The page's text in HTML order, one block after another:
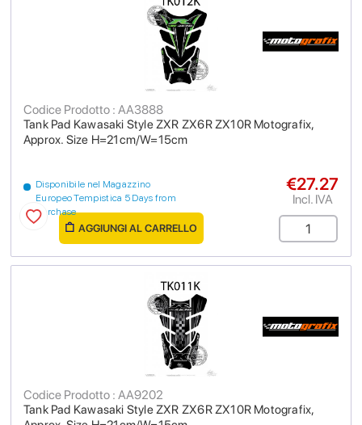
Tank Pad Kawasaki Style ZXR ZX6R ZX10R Motografix,
Approx. Size H=21cm/W=15cm
Codice Prodotto : AA3888
Disponibile nel Magazzino
Europeo Tempistica 5 Days from
purchase
€27.27
Incl. IVA
AGGIUNGI AL CARRELLO
Tank Pad Kawasaki Style ZXR ZX6R ZX10R Motografix,
Codice Prodotto : AA9202